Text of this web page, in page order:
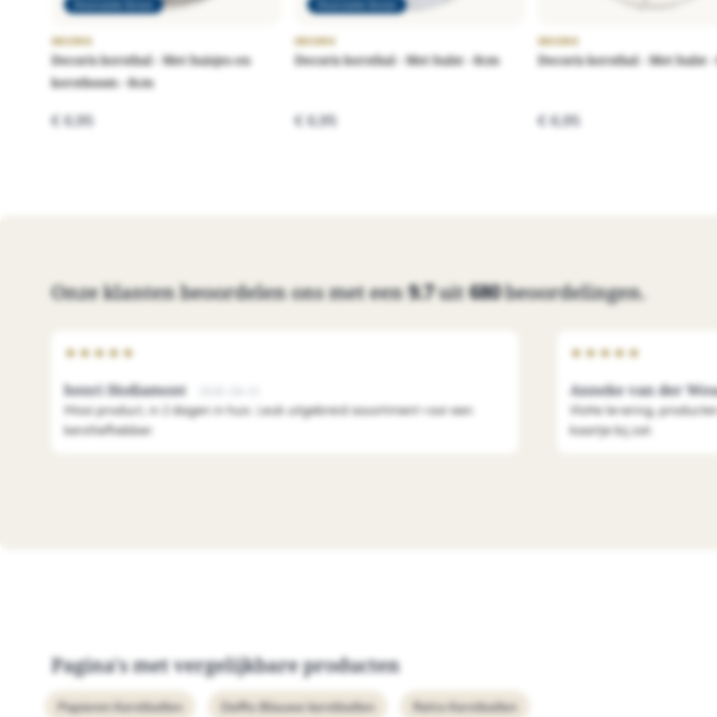
Decoris kerstbal - Met huisjes en
kerstboom - 8cm
€ 6,95
Decoris kerstbal - Met hulst - 8cm
€ 6,95
Decoris kerstbal - Met hulst -
€ 6,95
Onze klanten beoordelen ons met een9.7uit680beoordelingen.
★ ★ ★ ★ ★
henri Hodiamont
Mooi product, in 2 dagen in huis. Leuk uitgebreid assortiment voor een
kerstliefhebber.
★ ★ ★ ★ ★
Anneke van der
Vlotte levering,
kaartje bij zat.
Pagina's met vergelijkbare producten
Papieren Kerstballen Delfts Blauwe kerstballen Retro Kerstballen